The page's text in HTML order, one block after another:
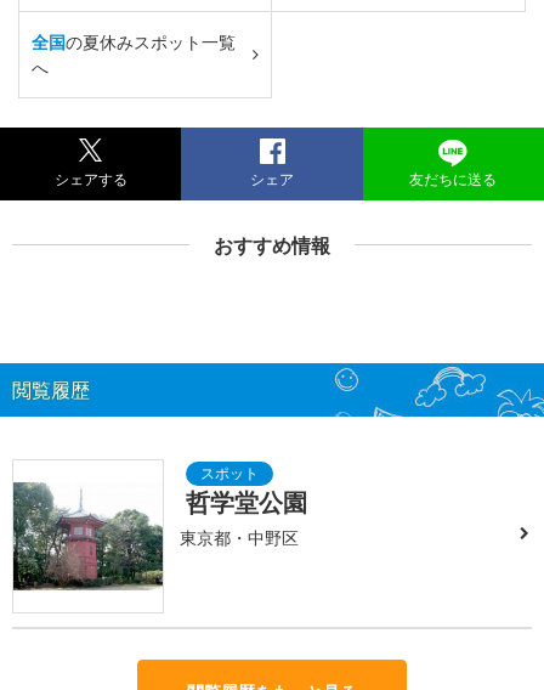
全国の夏休みスポット一覧
へ
シェアする シェア 友だちに送る
おすすめ情報
閲覧履歴
哲学堂公園
東京都・中野区